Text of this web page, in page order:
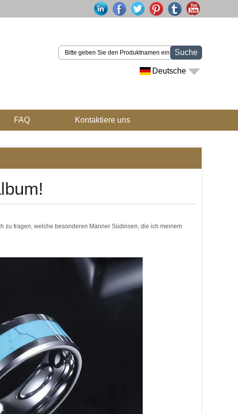
Suche
Deutsche
FAQ Kontaktiere uns
zu fragen, welche besonderen Männer Südinsen, die ich meinem